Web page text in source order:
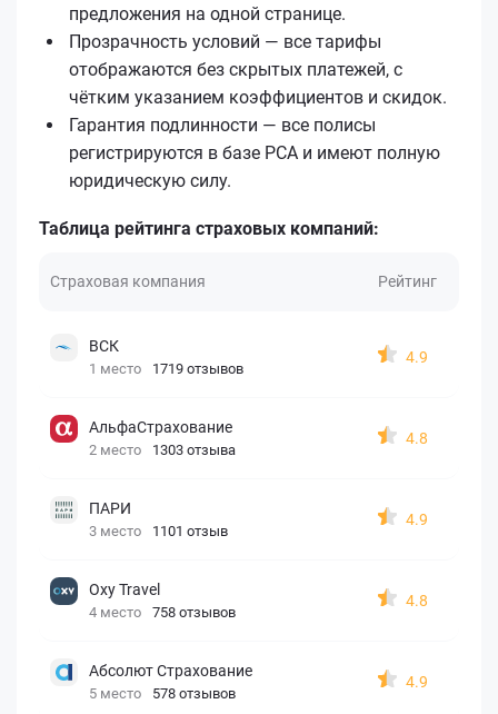
предложения на одной странице.
Прозрачность условий — все тарифы
отображаются без скрытых платежей, с
чётким указанием коэффициентов и скидок.
Гарантия подлинности — все полисы
регистрируются в базе РСА и имеют полную
юридическую силу.
Таблица рейтинга страховых компаний:
Страховая компания Рейтинг
ВСК
1 место 1719 отзывов
4.9
АльфаСтрахование
2 место 1303 отзыва
4.8
ПАРИ
3 место 1101 отзыв
4.9
Oxy Travel
4 место 758 отзывов
4.8
Абсолют Страхование
5 место 578 отзывов
4.9